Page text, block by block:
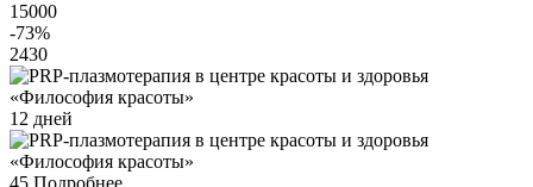
15000
-73%
2430
12 дней